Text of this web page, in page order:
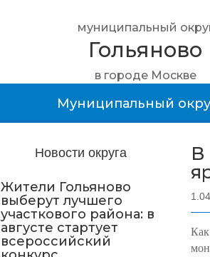
муниципальный
Гольяново
в городе Москве
Муниципальный
Новости округа
Жители Гольяново
выберут лучшего
участкового района: в
августе стартует
всероссийский
В